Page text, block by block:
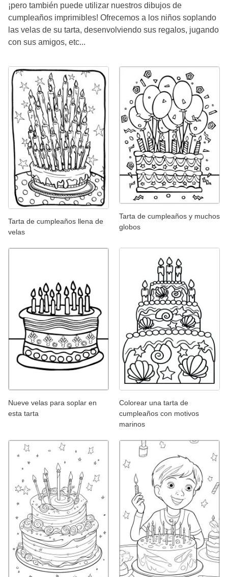
¡pero también puede utilizar nuestros dibujos de
cumpleaños imprimibles! Ofrecemos a los niños soplando
las velas de su tarta, desenvolviendo sus regalos, jugando
con sus amigos, etc...
Tarta de cumpleaños llena de
velas
Tarta de cumpleaños y muchos
globos
Nueve velas para soplar en
esta tarta
Colorear una tarta de
cumpleaños con motivos
marinos